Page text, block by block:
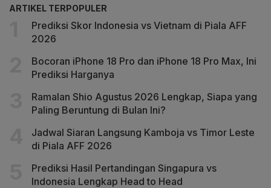
ARTIKEL TERPOPULER
Prediksi Skor Indonesia vs Vietnam di Piala AFF
2026
Bocoran iPhone 18 Pro dan iPhone 18 Pro Max, Ini
Prediksi Harganya
Ramalan Shio Agustus 2026 Lengkap, Siapa yang
Paling Beruntung di Bulan Ini?
Jadwal Siaran Langsung Kamboja vs Timor Leste
di Piala AFF 2026
Prediksi Hasil Pertandingan Singapura vs
Indonesia Lengkap Head to Head